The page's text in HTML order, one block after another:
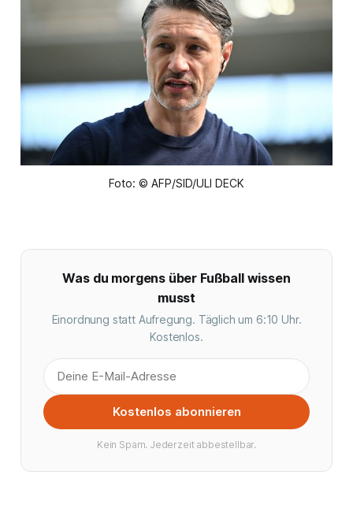
Foto: © AFP/SID/ULI DECK
Was du morgens über Fußball wissen
musst
Einordnung statt Aufregung. Täglich um 6:10 Uhr.
Kostenlos.
Kostenlos abonnieren
Kein Spam. Jederzeit abbestellbar.